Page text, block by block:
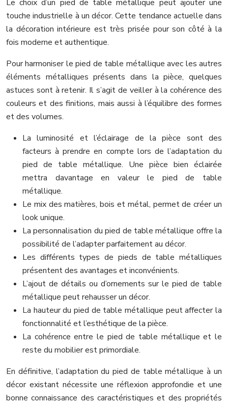
Le choix d’un pied de table métallique peut ajouter une
touche industrielle à un décor. Cette tendance actuelle dans
la décoration intérieure est très prisée pour son côté à la
fois moderne et authentique.
Pour harmoniser le pied de table métallique avec les autres
éléments métalliques présents dans la pièce, quelques
astuces sont à retenir. Il s’agit de veiller à la cohérence des
couleurs et des finitions, mais aussi à l’équilibre des formes
et des volumes.
La luminosité et l’éclairage de la pièce sont des
facteurs à prendre en compte lors de l’adaptation du
pied de table métallique. Une pièce bien éclairée
mettra davantage en valeur le pied de table
métallique.
Le mix des matières, bois et métal, permet de créer un
look unique.
La personnalisation du pied de table métallique offre la
possibilité de l’adapter parfaitement au décor.
Les différents types de pieds de table métalliques
présentent des avantages et inconvénients.
L’ajout de détails ou d’ornements sur le pied de table
métallique peut rehausser un décor.
La hauteur du pied de table métallique peut affecter la
fonctionnalité et l’esthétique de la pièce.
La cohérence entre le pied de table métallique et le
reste du mobilier est primordiale.
En définitive, l’adaptation du pied de table métallique à un
décor existant nécessite une réflexion approfondie et une
bonne connaissance des caractéristiques et des propriétés